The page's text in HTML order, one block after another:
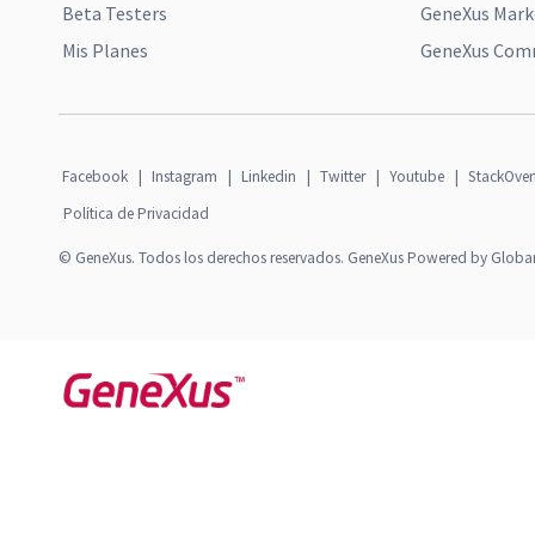
Beta Testers
Mis Planes
GeneXus
GeneXus
Facebook | Instagram | Linkedin | Twitter | Youtube |
Política de Privacidad
© GeneXus. Todos los derechos reservados. GeneXus Powered by